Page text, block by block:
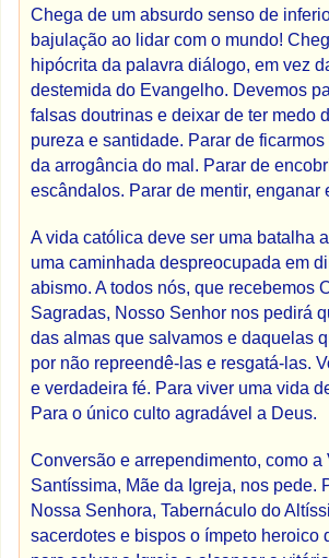
Chega de um absurdo senso de
bajulação ao lidar com o mundo!
hipócrita da palavra diálogo, em vez
destemida do Evangelho. Devemos
falsas doutrinas e deixar de ter medo
pureza e santidade. Parar de
da arrogância do mal. Parar de
escândalos. Parar de mentir, enganar
A vida católica deve ser uma batalha
uma caminhada despreocupada em
abismo. A todos nós, que recebemos
Sagradas, Nosso Senhor nos pedirá
das almas que salvamos e daquelas
por não repreendê-las e resgatá-las.
e verdadeira fé. Para viver uma vida
Para o único culto agradável a Deus.
Conversão e arrependimento, como a
Santíssima, Mãe da Igreja, nos pede.
Nossa Senhora, Tabernáculo do
sacerdotes e bispos o ímpeto heroico